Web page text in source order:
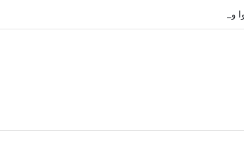
و فرهنگ